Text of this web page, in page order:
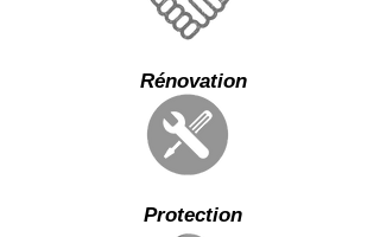
Rénovation
Protection